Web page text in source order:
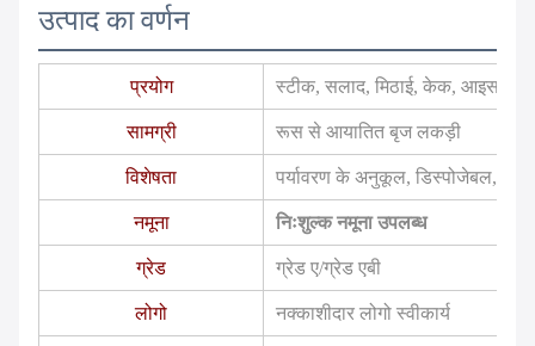
उत्पाद का वर्णन
प्रयोग स्टीक, सलाद, मिठाई, केक,
सामग्री रूस से आयातित बृज लकड़ी
विशेषता पर्यावरण के अनुकूल, डिस्पोजेबल,
नमूना निःशुल्क नमूना उपलब्ध
ग्रेड ग्रेड ए/ग्रेड एबी
लोगो नक्काशीदार लोगो स्वीकार्य